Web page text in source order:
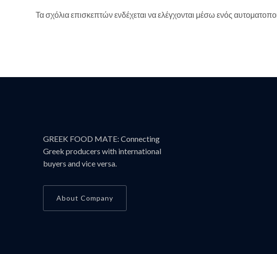
Τα σχόλια επισκεπτών ενδέχεται να ελέγχονται μέσω ενός
GREEK FOOD MATE: Connecting
Greek producers with international
buyers and vice versa.
About Company